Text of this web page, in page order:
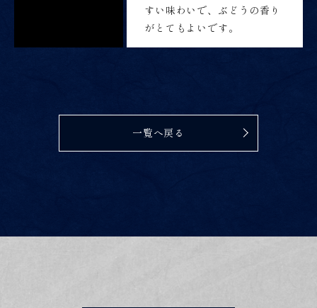
すい味わいで、ぶどうの香り
がとてもよいです。
一覧へ戻る